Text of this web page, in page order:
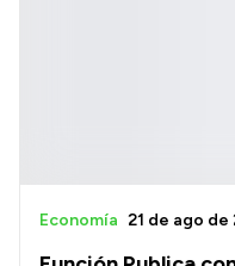
Economía 21 de ago de